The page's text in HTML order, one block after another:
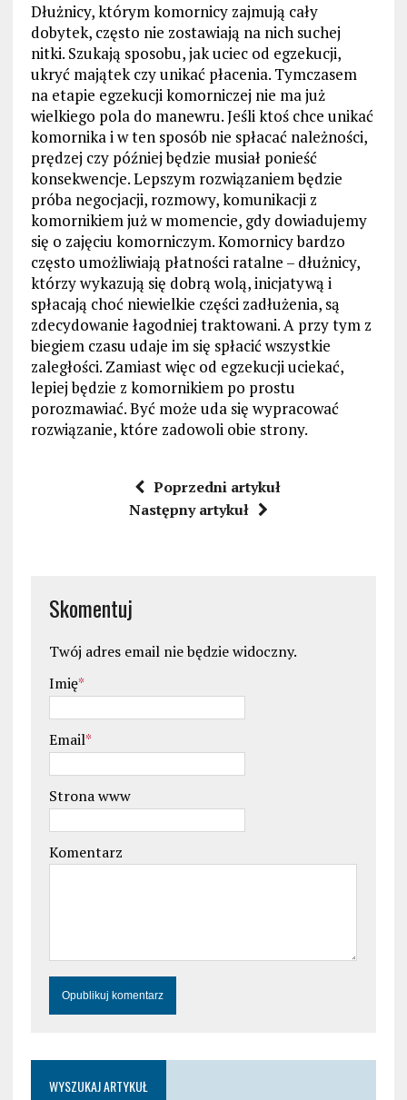
Dłużnicy, którym komornicy zajmują cały
dobytek, często nie zostawiają na nich suchej
nitki. Szukają sposobu, jak uciec od egzekucji,
ukryć majątek czy unikać płacenia. Tymczasem
na etapie egzekucji komorniczej nie ma już
wielkiego pola do manewru. Jeśli ktoś chce unikać
komornika i w ten sposób nie spłacać należności,
prędzej czy później będzie musiał ponieść
konsekwencje. Lepszym rozwiązaniem będzie
próba negocjacji, rozmowy, komunikacji z
komornikiem już w momencie, gdy dowiadujemy
się o zajęciu komorniczym. Komornicy bardzo
często umożliwiają płatności ratalne – dłużnicy,
którzy wykazują się dobrą wolą, inicjatywą i
spłacają choć niewielkie części zadłużenia, są
zdecydowanie łagodniej traktowani. A przy tym z
biegiem czasu udaje im się spłacić wszystkie
zaległości. Zamiast więc od egzekucji uciekać,
lepiej będzie z komornikiem po prostu
porozmawiać. Być może uda się wypracować
rozwiązanie, które zadowoli obie strony.
Poprzedni artykuł
Następny artykuł
Skomentuj
Twój adres email nie będzie widoczny.
Imię*
Email*
Strona www
Komentarz
WYSZUKAJ ARTYKUŁ